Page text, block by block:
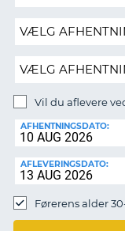
MIN
DANMARK
aflevere
anden
destination?
Vil du aflevere
AFHENTNINGSDATO:
AFLEVERINGSDATO:
Førerens alder